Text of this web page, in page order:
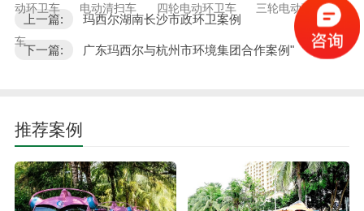
动环卫车 电动清扫车 四轮电动环卫车 三轮电动环卫
车
上一篇: 玛西尔湖南长沙市政环卫案例
下一篇: 广东玛西尔与杭州市环境集团合作案例"
推荐案例